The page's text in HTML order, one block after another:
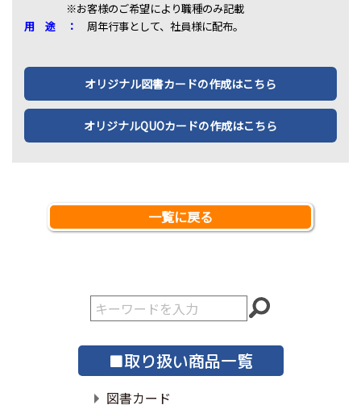
※お客様のご希望により職種のみ記載
用 途 ：
周年行事として、社員様に配布。
オリジナル図書カードの作成はこちら
オリジナルQUOカードの作成はこちら
一覧に戻る
■取り扱い商品一覧
図書カード